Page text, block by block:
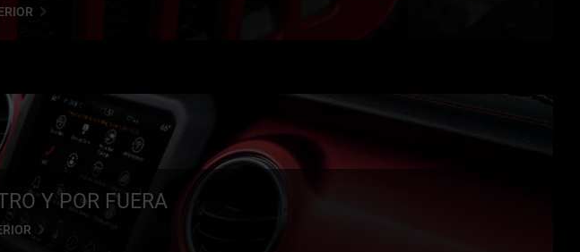
Y POR FUERA